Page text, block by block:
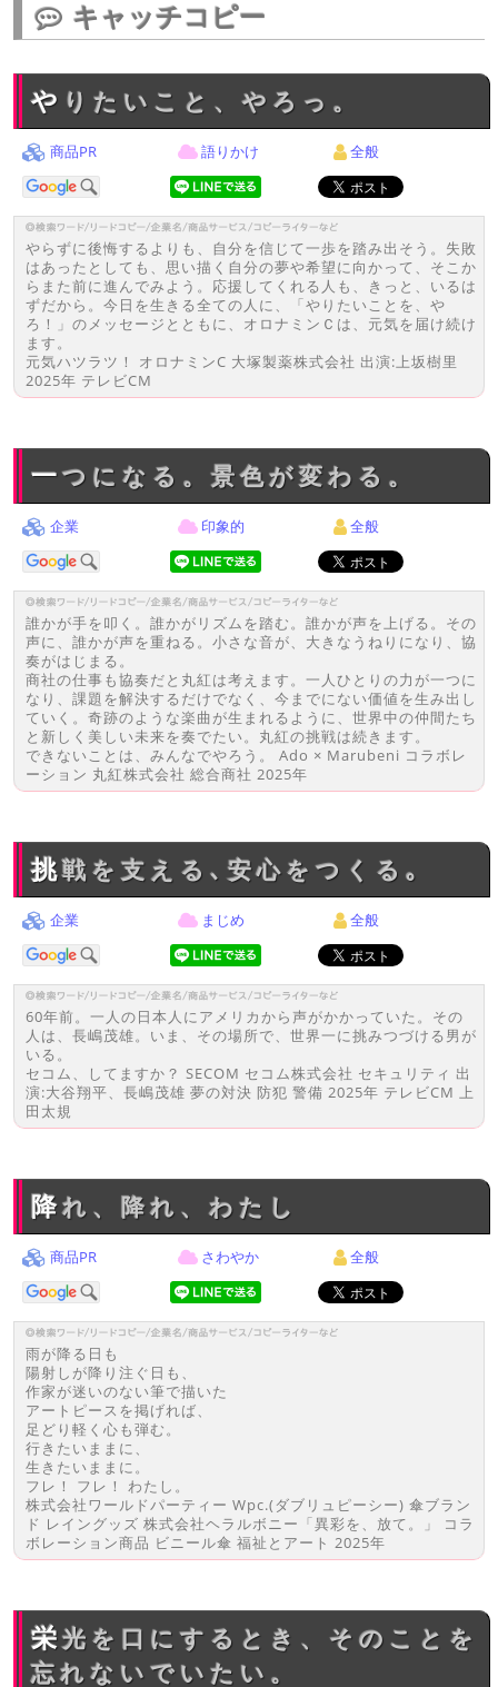
キャッチコピー
やりたいこと、やろっ。
商品PR 語りかけ 全般
やらずに後悔するよりも、自分を信じて一歩を踏み出そう。失敗
はあったとしても、思い描く自分の夢や希望に向かって、そこか
らまた前に進んでみよう。応援してくれる人も、きっと、いるは
ずだから。今日を生きる全ての人に、「やりたいことを、や
ろ！」のメッセージとともに、オロナミンＣは、元気を届け続け
ます。
元気ハツラツ！ オロナミンC 大塚製薬株式会社 出演:上坂樹里
2025年 テレビCM
一つになる。景色が変わる。
企業 印象的 全般
誰かが手を叩く。誰かがリズムを踏む。誰かが声を上げる。その
声に、誰かが声を重ねる。小さな音が、大きなうねりになり、協
奏がはじまる。
商社の仕事も協奏だと丸紅は考えます。一人ひとりの力が一つに
なり、課題を解決するだけでなく、今までにない価値を生み出し
ていく。奇跡のような楽曲が生まれるように、世界中の仲間たち
と新しく美しい未来を奏でたい。丸紅の挑戦は続きます。
できないことは、みんなでやろう。 Ado × Marubeni コラボレ
ーション 丸紅株式会社 総合商社 2025年
挑戦を支える､安心をつくる｡
企業 まじめ 全般
60年前。一人の日本人にアメリカから声がかかっていた。その
人は、長嶋茂雄。いま、その場所で、世界一に挑みつづける男が
いる。
セコム、してますか？ SECOM セコム株式会社 セキュリティ 出
演:大谷翔平、長嶋茂雄 夢の対決 防犯 警備 2025年 テレビCM 上
田太規
降れ、降れ、わたし
商品PR さわやか 全般
雨が降る日も
陽射しが降り注ぐ日も、
作家が迷いのない筆で描いた
アートピースを掲げれば、
足どり軽く心も弾む。
行きたいままに、
生きたいままに。
フレ！ フレ！ わたし。
株式会社ワールドパーティー Wpc.(ダブリュピーシー) 傘ブラン
ド レイングッズ 株式会社ヘラルボニー「異彩を、放て。」 コラ
ボレーション商品 ビニール傘 福祉とアート 2025年
栄光を口にするとき、そのことを
忘れないでいたい。